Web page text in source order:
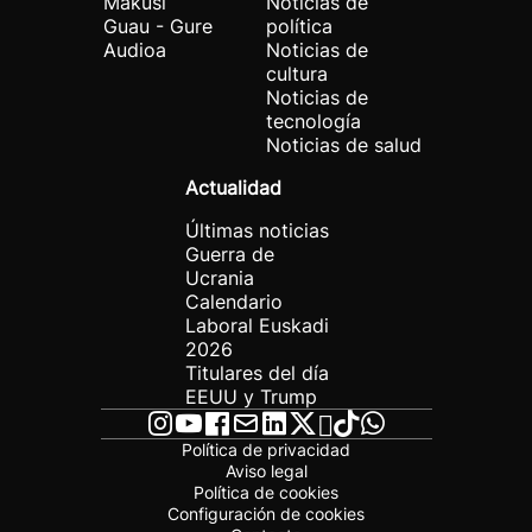
Guau - Gure
Audioa
política
Noticias de
cultura
Noticias de
tecnología
Noticias de salud
Actualidad
Últimas noticias
Guerra de
Ucrania
Calendario
Laboral Euskadi
2026
Titulares del día
EEUU y Trump
Política de privacidad
Aviso legal
Política de cookies
Configuración de cookies